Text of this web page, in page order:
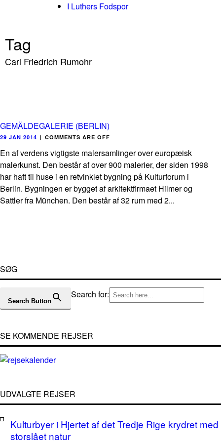
I Luthers Fodspor
Tag
Carl Friedrich Rumohr
GEMÄLDEGALERIE (BERLIN)
29 JAN 2014 | COMMENTS ARE OFF
En af verdens vigtigste malersamlinger over europæisk
malerkunst. Den består af over 900 malerier, der siden 1998
har haft til huse i en retvinklet bygning på Kulturforum i
Berlin. Bygningen er bygget af arkitektfirmaet Hilmer og
Sattler fra München. Den består af 32 rum med 2...
SØG
Search for:
Search Button
SE KOMMENDE REJSER
UDVALGTE REJSER
Kulturbyer i Hjertet af det Tredje Rige krydret med
storslået natur